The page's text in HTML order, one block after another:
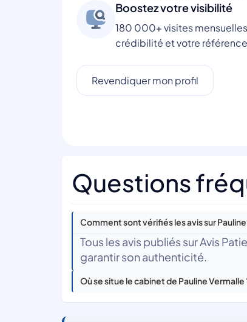
Boostez votre visibilité
180 000+ visites
crédibilité et votre
Revendiquer mon profil
Questions
Comment sont vérifiés les avis sur
Tous les avis publiés sur Avis
garantir son authenticité.
Où se situe le cabinet de Pauline Vermalle